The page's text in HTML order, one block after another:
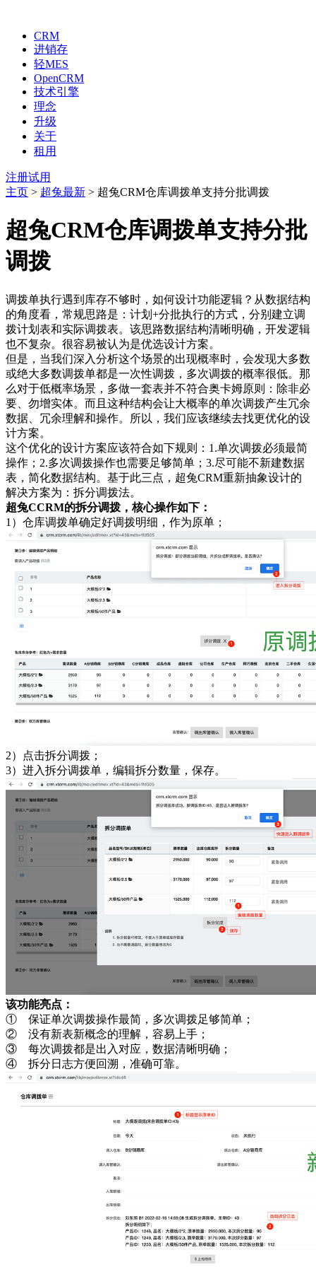
CRM
进销存
轻MES
OpenCRM
技术引擎
理念
升级
关于
租用
注册试用
主页 > 超兔最新 > 超兔CRM仓库调拨单支持分批调拨
超兔CRM仓库调拨单支持分批
调拨
调拨单执行遇到库存不够时，如何设计功能逻辑？从数据结构
的角度看，常规思路是：计划+分批执行的方式，分别建立调
拨计划表和实际调拨表。该思路数据结构清晰明确，开发逻辑
也不复杂。很容易被认为是优选设计方案。
但是，当我们深入分析这个场景的出现概率时，会发现大多数
或绝大多数调拨单都是一次性调拨，多次调拨的概率很低。那
么对于低概率场景，多做一套表并不符合奥卡姆原则：除非必
要、勿增实体。而且这种结构会让大概率的单次调拨产生冗余
数据、冗余理解和操作。所以，我们应该继续去找更优化的设
计方案。
这个优化的设计方案应该符合如下规则：1.单次调拨必须最简
操作；2.多次调拨操作也需要足够简单；3.尽可能不新建数据
表，简化数据结构。基于此三点，超兔CRM重新抽象设计的
解决方案为：拆分调拨法。
超兔CCRM的拆分调拨，核心操作如下：
1）仓库调拨单确定好调拨明细，作为原单；
2）点击拆分调拨；
3）进入拆分调拨单，编辑拆分数量，保存。
该功能亮点：
① 保证单次调拨操作最简，多次调拨足够简单；
② 没有新表新概念的理解，容易上手；
③ 每次调拨都是出入对应，数据清晰明确；
④ 拆分日志方便回溯，准确可靠。